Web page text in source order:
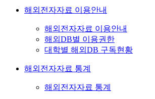
해외전자자료 이용안내
해외전자자료 이용안내
해외DB별 이용권한
대학별 해외DB 구독현황
해외전자자료 통계
해외전자자료 통계